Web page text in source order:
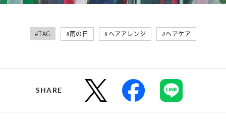
#TAG #雨の日 #ヘアアレンジ #ヘアケア
SHARE